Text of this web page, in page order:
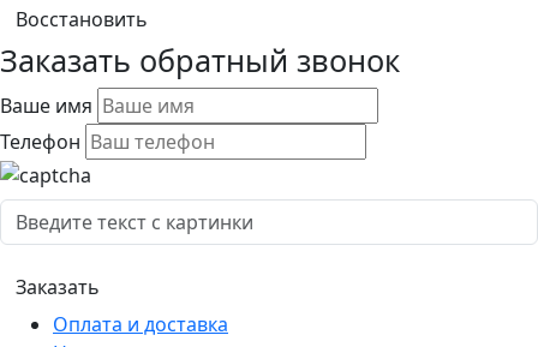
Заказать обратный звонок
Ваше имя
Телефон
Оплата и доставка